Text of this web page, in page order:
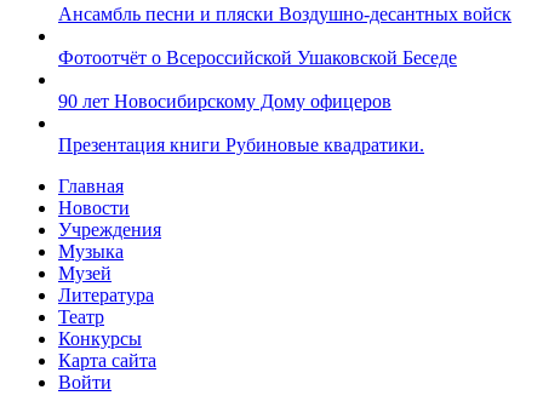
Ансамбль песни и пляски Воздушно-десантных войск
Фотоотчёт о Всероссийской Ушаковской Беседе
90 лет Новосибирскому Дому офицеров
Презентация книги Рубиновые квадратики.
Главная
Новости
Учреждения
Музыка
Музей
Литература
Театр
Конкурсы
Карта сайта
Войти